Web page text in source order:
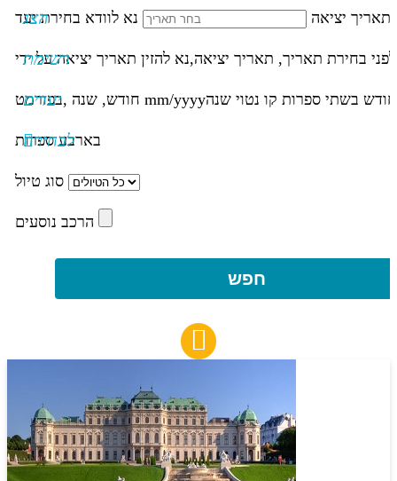
הצג
רשימת
יעדים
לבחירה
תאריך יציאה נא לוודא בחירת יעד
לפני בחירת תאריך, תאריך יציאה,נא להזין תאריך יציאה על ידי
mm/yyyyחודש בשתי ספרות קו נטוי שנה
בארבע ספרות
סוג טיול
הרכב נוסעים
חפש